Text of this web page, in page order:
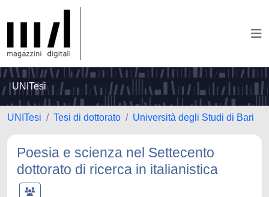
UNITesi
UNITesi Tesi di dottorato Università degli Studi di Bari
Poesia e scienza nel Settecento
dottorato di ricerca in italianistica